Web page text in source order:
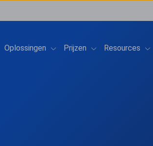
submenu for Producten
Oplossingen Show submenu for Oplossingen
Prijzen Show submenu for
Resources